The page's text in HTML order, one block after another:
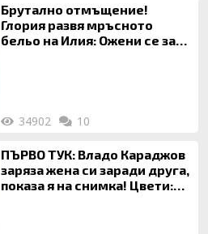
Брутално отмъщение!
Глория развя мръсното
бельо на Илия: Ожени се за
34902 10
ПЪРВО ТУК: Владо Караджов
заряза жена си заради друга,
показа я на снимка! Цвети: